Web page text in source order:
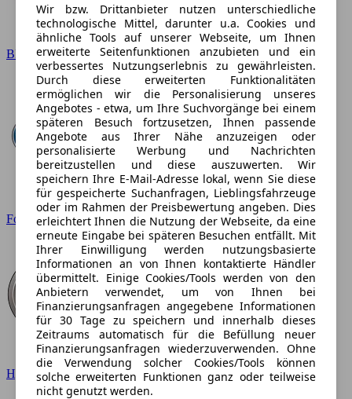
BMW
Ford
Hyundai
Wir bzw. Drittanbieter nutzen unterschiedliche
technologische Mittel, darunter u.a. Cookies und
ähnliche Tools auf unserer Webseite, um Ihnen
erweiterte Seitenfunktionen anzubieten und ein
verbessertes Nutzungserlebnis zu gewährleisten.
Durch diese erweiterten Funktionalitäten
ermöglichen wir die Personalisierung unseres
Angebotes - etwa, um Ihre Suchvorgänge bei einem
späteren Besuch fortzusetzen, Ihnen passende
Angebote aus Ihrer Nähe anzuzeigen oder
personalisierte Werbung und Nachrichten
bereitzustellen und diese auszuwerten. Wir
speichern Ihre E-Mail-Adresse lokal, wenn Sie diese
für gespeicherte Suchanfragen, Lieblingsfahrzeuge
oder im Rahmen der Preisbewertung angeben. Dies
erleichtert Ihnen die Nutzung der Webseite, da eine
erneute Eingabe bei späteren Besuchen entfällt. Mit
Ihrer Einwilligung werden nutzungsbasierte
Informationen an von Ihnen kontaktierte Händler
übermittelt. Einige Cookies/Tools werden von den
Anbietern verwendet, um von Ihnen bei
Finanzierungsanfragen angegebene Informationen
für 30 Tage zu speichern und innerhalb dieses
Zeitraums automatisch für die Befüllung neuer
Finanzierungsanfragen wiederzuverwenden. Ohne
die Verwendung solcher Cookies/Tools können
solche erweiterten Funktionen ganz oder teilweise
nicht genutzt werden.